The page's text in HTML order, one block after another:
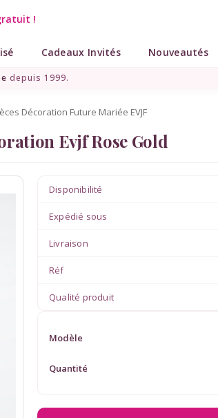
89 € !
Cadeaux Invités Nouveautés
depuis 1999.
Décoration Future Mariée EVJF
Evjf Rose Gold
Disponibilité
Expédié sous
Livraison
Réf
Qualité produit
Modèle
Quantité